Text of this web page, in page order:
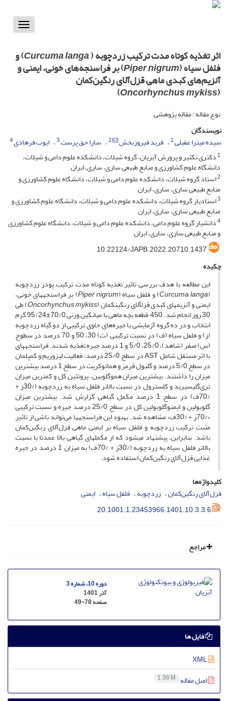
Toggle
اثر تغذیه کوتاه مدت ترکیب زردچوبه (Curcuma langa) و
فلفل سیاه (Piper nigrum) بر فراسنجه‌های خونی، ایمنی و
آنزیم‌های کبدی ماهی قزل‌آلای رنگین‌کمان
(
Oncorhynchus mykiss
)
نوع مقاله : مقاله پژوهشی
نویسندگان
سیده میترا عقیلی1 فرید فیروزبخش 2 سارا حق پرست3 ایوب فرهادی4
1دکتری تکثیر و پرورش آبزیان، گروه شیلات، دانشکده علوم دامی و شیلات،
دانشگاه علوم کشاورزی و منابع طبیعی ساری، ساری، ایران
2استاد گروه شیلات، دانشکده علوم دامی و شیلات، دانشگاه علوم کشاورزی و
منابع طبیعی ساری، ساری، ایران
3استادیار گروه شیلات، دانشکده علوم دامی و شیلات، دانشگاه علوم کشاورزی و
منابع طبیعی ساری، ساری، ایران
4دانشیار گروه علوم دامی، دانشکده علوم دامی و شیلات، دانشگاه علوم کشاورزی
و منابع طبیعی ساری، ساری، ایران
10.22124/JAPB.2022.20710.1437
چکیده
این مطالعه با هدف بررسی تاثیر تغذیه کوتاه مدت ترکیب پودر زردچوبه
(
Curcuma langa) و فلفل سیاه (Piper nigrum) بر فراسنجه­های خونی،
ایمنی و آنزیم­های کبدی قزل­آلای رنگین­کمان (Oncorhynchus mykiss) طی
30 روز انجام شد. 450 قطعه بچه ماهی با میانگین وزنی 70/0±95/24 گرم
انتخاب و در ده گروه آزمایشی با جیره‌های حاوی ترکیبی از دو گیاه زردچوبه
(ز) و فلفل سیاه (ف) در نسبت ترکیبی (ت) 30، 50 و 70 درصد در سطوح
(س) صفر (شاهد)، 25/0، 5/0 و 1 درصد جیره تغذیه شدند. فراسنجه­های
با اثر مستقل شامل AST در سطح 25/0 درصد، فعالیت لیزوزیم و کمپلمان
در سطح 5/0 درصد و گلبول قرمز و هماتوکریت در سطح 1 درصد بیشترین
میزان را داشتند. بیشترین میزان هموگلوبین، پروتئین کل و کمترین میزان
تری‌گلیسیرید و کلسترول در نسبت بالاتر فلفل سیاه به زردچوبه (%30ز +
%70ف) در سطح 1 درصد مکمل گیاهی گزارش شد. بیشترین میزان
گلوبولین و ایمنوگلوبولین کل در سطح 25/0 درصد جیره و نسبت ترکیبی
«%70ز + %30ف» مشاهده شد. بهبود این فراسنجه­­ها می‌تواند ناشی از تاثیر
مثبت ترکیب زردچوبه و فلفل سیاه بر ایمنی ماهی قزل‌آلای رنگین‌کمان
باشد. بنابراین، پیشنهاد می­شود که از مکمل­های گیاهی بالا عمدتا با نسبت
بالاتر فلفل سیاه به زردچوبه (%30ز + %70ف) به میزان 1 درصد در جیره
غذایی قزل‌آلای رنگین‌کمان استفاده شود.
کلیدواژه‌ها
قزل‌آلای رنگین‌کمان زردچوبه فلفل سیاه ایمنی
20.1001.1.23453966.1401.10.3.3.6
مراجع
دوره 10، شماره 3
آذر 1401
صفحه49-78
فایل ها
اصل مقاله 1.36 M